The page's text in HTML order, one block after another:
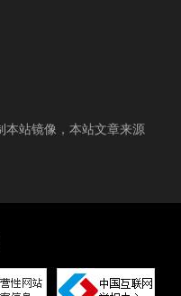
本站镜像，本站文章来源